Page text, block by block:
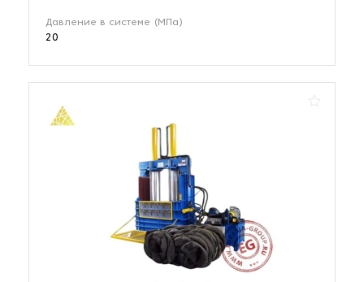
Давление в системе (МПа)
20